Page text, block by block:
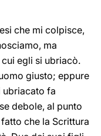
che mi colpisce,
ma
egli si ubriacò.
giusto; eppure
ubriacato fa
debole, al punto
che la Scrittura